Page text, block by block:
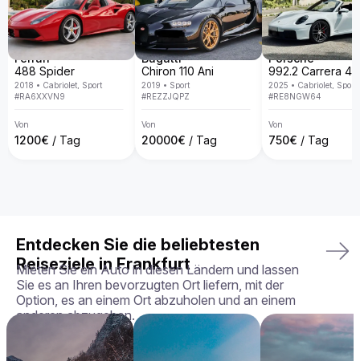
spezialisiert und bieten eine exklusive Fahrzeugflotte in ganz
Europa. Mit persönlichem Service, Lieferung direkt an deine
Wunschadresse, transparenten Mietbedingungen und der
Garantie, dass du genau das Fahrzeug erhältst, das du
gebucht hast – in perfektem Zustand.
Dein perfektes Fahrerlebnis wartet – buche deinen Aston
Martin Rapide noch heute!
Ferrari
488 Spider
2018 • Cabriolet, Sport
#RA6XXVN9
Von
1200€ / Tag
Bugatti
Chiron 110 Ani
2019 • Sport
#REZZJQPZ
Von
20000€ / Tag
Porsche
2025 • Cabriolet, Sport
#RE8NGW64
Von
750€ / Tag
Entdecken Sie die beliebtesten
Reiseziele in Frankfurt
Mieten Sie ein Auto in diesen Ländern und lassen
Sie es an Ihren bevorzugten Ort liefern, mit der
Option, es an einem Ort abzuholen und an einem
anderen abzugeben.